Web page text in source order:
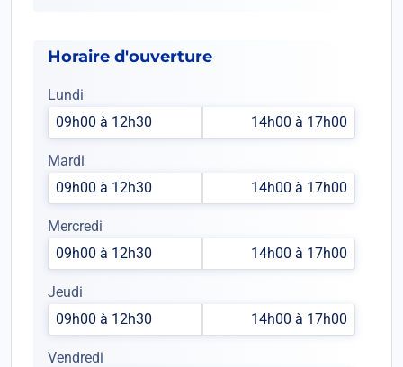
Horaire d'ouverture
Lundi
09h00 à 12h30
14h00 à 17h00
Mardi
09h00 à 12h30
14h00 à 17h00
Mercredi
09h00 à 12h30
14h00 à 17h00
Jeudi
09h00 à 12h30
14h00 à 17h00
Vendredi